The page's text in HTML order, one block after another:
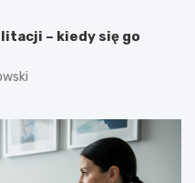
– kiedy się go